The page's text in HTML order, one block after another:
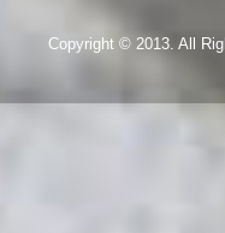
Copyright © 2013. All